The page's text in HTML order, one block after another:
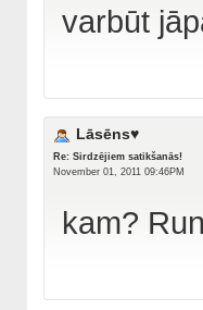
varbūt
Lāsēns♥
Re: Sirdzējiem satikšanās!
November 01, 2011 09:46PM
kam?